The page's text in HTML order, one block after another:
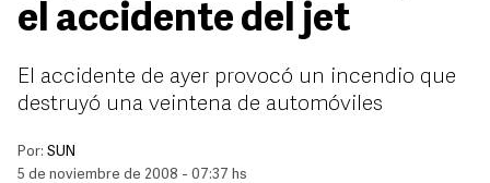
el accidente del jet
El accidente de ayer provocó un incendio que
destruyó una veintena de automóviles
Por: SUN
5 de noviembre de 2008 - 07:37 hs